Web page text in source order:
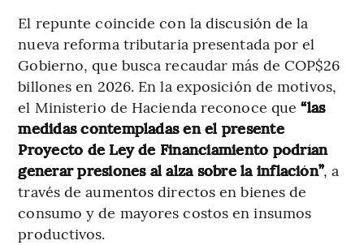
El repunte coincide con la discusión de la
nueva reforma tributaria presentada por el
Gobierno, que busca recaudar más de COP$26
billones en 2026. En la exposición de motivos,
el Ministerio de Hacienda reconoce que“las
medidas contempladas en el presente
Proyecto de Ley de Financiamiento podrían
generar presiones al alza sobre la inflación”, a
través de aumentos directos en bienes de
consumo y de mayores costos en insumos
productivos.